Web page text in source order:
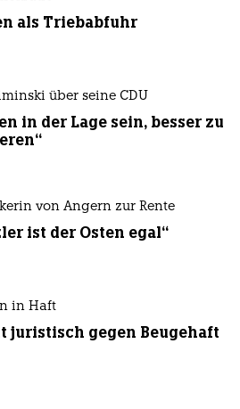
als Triebabfuhr
über seine CDU
in der Lage sein, besser zu
von Angern zur Rente
ist der Osten egal“
in Haft
juristisch gegen Beugehaft